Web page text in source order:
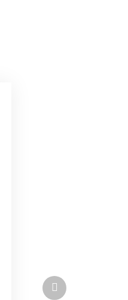
Další
produkt